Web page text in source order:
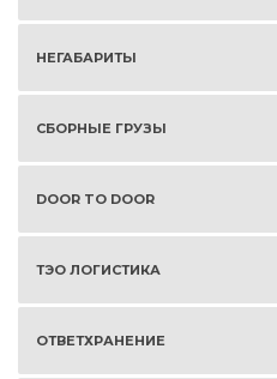
НЕГАБАРИТЫ
СБОРНЫЕ ГРУЗЫ
DOOR TO DOOR
ТЭО ЛОГИСТИКА
ОТВЕТХРАНЕНИЕ